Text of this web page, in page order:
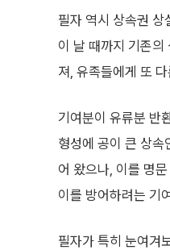
필자 역시 상속권 상
이 날 때까지 기존의
져, 유족들에게 또
기여분이 유류분 반
형성에 공이 큰 상속
어 왔으나, 이를 명
이를 방어하려는 기
필자가 특히 눈여겨